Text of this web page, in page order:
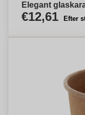
Elegant
€12,61 Efter